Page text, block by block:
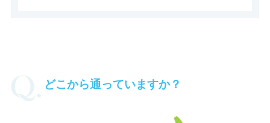
どこから通っていますか？